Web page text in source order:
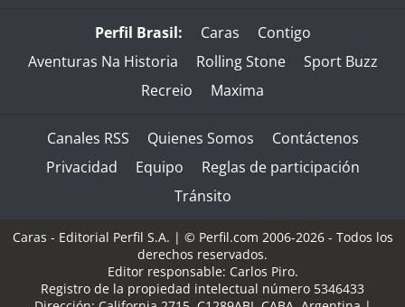
Perfil Brasil: Caras
Contigo
Aventuras Na Historia
Rolling Stone
Sport Buzz
Recreio
Maxima
Canales RSS Quienes Somos
Contáctenos
Privacidad
Equipo
Reglas de participación
Tránsito
Caras - Editorial Perfil S.A. | © Perfil.com 2006-2026 - Todos los
derechos reservados.
Editor responsable: Carlos Piro.
Registro de la propiedad intelectual número 5346433